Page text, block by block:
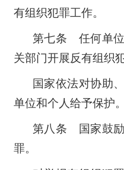
有组织犯罪工作。
第七条 任何单
关部门开展反有组织
国家依法对协助
单位和个人给予保护。
第八条 国家鼓
罪。